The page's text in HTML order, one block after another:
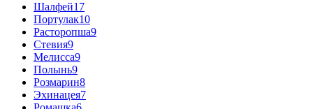
Шалфей17
Портулак10
Расторопша9
Стевия9
Мелисса9
Полынь9
Розмарин8
Эхинацея7